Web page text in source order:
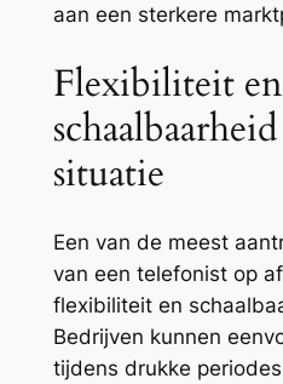
aan een sterkere
Flexibiliteit en
situatie
Een van de meest
van een telefonist op
flexibiliteit en
Bedrijven kunnen
tijdens drukke